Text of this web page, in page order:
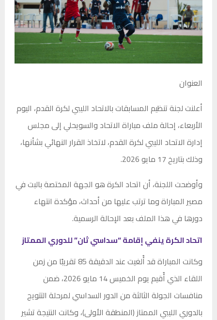
العنوان
أعلنت لجنة تنظيم المسابقات بالاتحاد الليبي لكرة القدم، اليوم
الأربعاء، إحالة ملف مباراة الاتحاد والسويحلي إلى مجلس
إدارة الاتحاد الليبي لكرة القدم، لاتخاذ القرار النهائي بشأنها،
وذلك بتاريخ 17 مايو 2026.
وأوضحت اللجنة، أن اتحاد الكرة هو الجهة المختصة بالبت في
مصير المباراة وما ترتب عليها من أحداث، مؤكدة انتهاء
دورها في هذا الملف بعد الإحالة الرسمية.
اتحاد الكرة ينفي إقامة “سداسي ثان” للدوري الممتاز
وكانت المباراة قد أُلغيت عند الدقيقة 85 تقريبًا من زمن
اللقاء الذي أُقيم يوم الخميس 14 مايو 2026، ضمن
منافسات الجولة الثالثة من الدور السداسي لمرحلة التتويج
بالدوري الليبي الممتاز (المنطقة الأولى)، وكانت النتيجة تشير